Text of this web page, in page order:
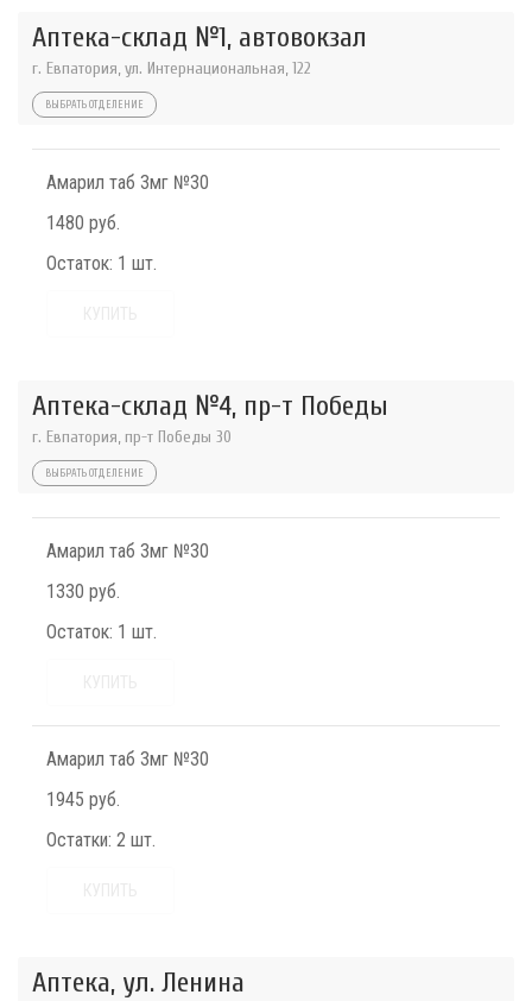
Аптека-склад №1, автовокзал
г. Евпатория, ул. Интернациональная, 122
ВЫБРАТЬ ОТДЕЛЕНИЕ
Амарил таб 3мг №30
1480 руб.
Остаток: 1 шт.
Аптека-склад №4, пр-т Победы
г. Евпатория, пр-т Победы 30
ВЫБРАТЬ ОТДЕЛЕНИЕ
Амарил таб 3мг №30
1330 руб.
Остаток: 1 шт.
Амарил таб 3мг №30
1945 руб.
Остатки: 2 шт.
Аптека, ул. Ленина